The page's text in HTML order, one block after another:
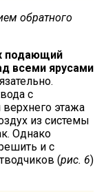
обратного
подающий
всеми ярусами
с
этажа
из системы
Однако
и с
(рис. 6)